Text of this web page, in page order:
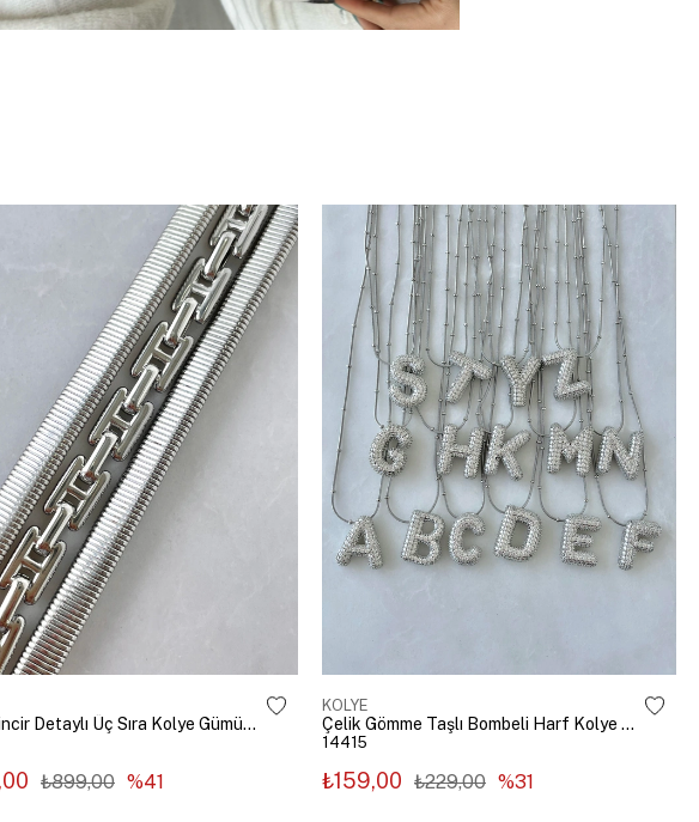
Çelik Zincir Detaylı Üç Sıra Kolye Gümüş Renk
₺899,00 %41
KOLYE
Çelik Gömme Taşlı Bombeli Harf Kolye Gümüş
14415
₺159,00 ₺229,00 %31